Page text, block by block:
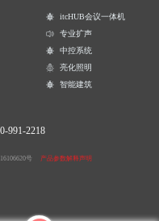
itcHUB会议一体机
专业扩声
中控系统
亮化照明
智能建筑
991-2218
号 产品参数解释声明